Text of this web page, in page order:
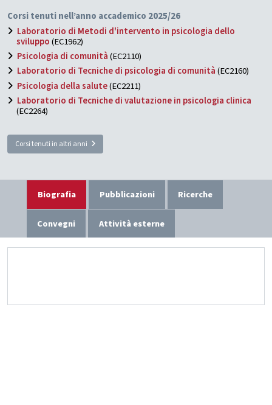
Corsi tenuti nell’anno accademico 2025/26
Laboratorio di Metodi d'intervento in psicologia dello
sviluppo(EC1962)
Psicologia di comunità(EC2110)
Laboratorio di Tecniche di psicologia di comunità(EC2160)
Psicologia della salute(EC2211)
Laboratorio di Tecniche di valutazione in psicologia clinica
(EC2264)
Corsi tenuti in altri anni
Biografia Pubblicazioni Ricerche
Convegni Attività esterne